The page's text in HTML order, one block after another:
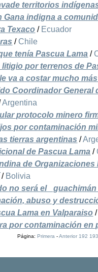
territorios
Gana indigna a
Texaco / Ecuador
/ Chile
tenía Pascua Lama /
por terrenos de
va a costar mucho
Coordinador General
Argentina
protocolo minero
por contaminación
tierras argentinas /
de Pascua Lama /
de Organizaciones
/ Bolivia
no será el
abuso y
Lama en Valparaiso /
por contaminación en
Página: Primera-Anterior 192 193